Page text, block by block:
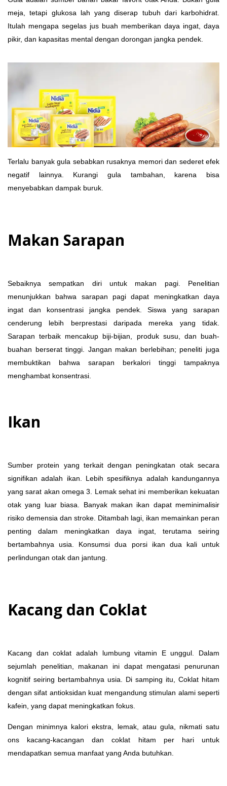
meja, tetapi glukosa lah yang diserap tubuh dari karbohidrat.
Itulah mengapa segelas jus buah memberikan daya ingat, daya
pikir, dan kapasitas mental dengan dorongan jangka pendek.
Terlalu banyak gula sebabkan rusaknya memori dan sederet efek
negatif lainnya. Kurangi gula tambahan, karena bisa
menyebabkan dampak buruk.
Makan Sarapan
Sebaiknya sempatkan diri untuk makan pagi. Penelitian
menunjukkan bahwa sarapan pagi dapat meningkatkan daya
ingat dan konsentrasi jangka pendek. Siswa yang sarapan
cenderung lebih berprestasi daripada mereka yang tidak.
Sarapan terbaik mencakup biji-bijian, produk susu, dan buah-
buahan berserat tinggi. Jangan makan berlebihan; peneliti juga
membuktikan bahwa sarapan berkalori tinggi tampaknya
menghambat konsentrasi.
Ikan
Sumber protein yang terkait dengan peningkatan otak secara
signifikan adalah ikan. Lebih spesifiknya adalah kandungannya
yang sarat akan omega 3. Lemak sehat ini memberikan kekuatan
otak yang luar biasa. Banyak makan ikan dapat meminimalisir
risiko demensia dan stroke. Ditambah lagi, ikan memainkan peran
penting dalam meningkatkan daya ingat, terutama seiring
bertambahnya usia. Konsumsi dua porsi ikan dua kali untuk
perlindungan otak dan jantung.
Kacang dan Coklat
Kacang dan coklat adalah lumbung vitamin E unggul. Dalam
sejumlah penelitian, makanan ini dapat mengatasi penurunan
kognitif seiring bertambahnya usia. Di samping itu, Coklat hitam
dengan sifat antioksidan kuat mengandung stimulan alami seperti
kafein, yang dapat meningkatkan fokus.
Dengan minimnya kalori ekstra, lemak, atau gula, nikmati satu
ons kacang-kacangan dan coklat hitam per hari untuk
mendapatkan semua manfaat yang Anda butuhkan.